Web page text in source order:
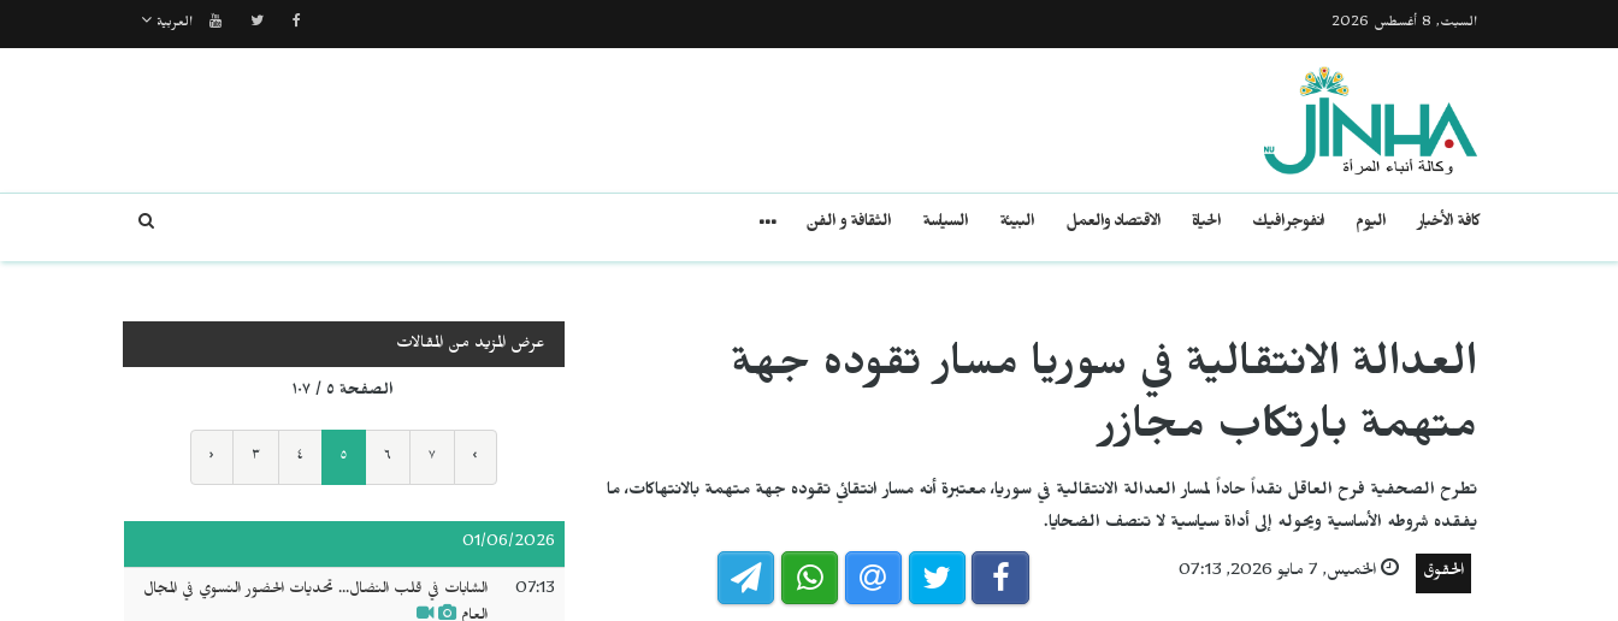
السبت, 8 أغسطس 2026 العربية
كافة الأخبار اليوم انفوجرافيك الحياة الاقتصاد والعمل البيئة السياسة الثقافة و الفن
العدالة الانتقالية في سوريا مسار تقوده جهة
متهمة بارتكاب مجازر
تطرح الصحفية فرح العاقل نقداً حاداً لمسار العدالة الانتقالية في سوريا، معتبرة أنه مسار انتقائي تقوده جهة متهمة بالانتهاكات، ما
يفقده شروطه الأساسية ويحوله إلى أداة سياسية لا تنصف الضحايا.
الحقوق الخميس, 7 مايو 2026, 07:13
عرض المزيد من المقالات
الصفحة ٥ / ١٠٧
‹ ٣ ٤ ٥ ٦ ٧ ›
01/06/2026
07:13
الشابات في قلب النضال... تحديات الحضور النسوي في المجال